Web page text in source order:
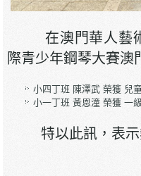
在澳門華人藝術
際青少年鋼琴大賽澳
小四丁班 陳澤武 榮獲 兒
小一丁班 黃恩潼 榮獲 一
特以此訊，表示